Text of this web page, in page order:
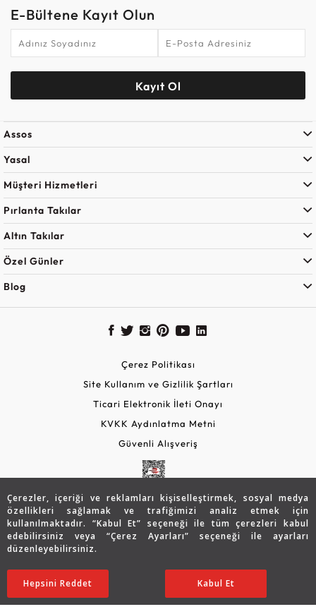
Çerezler, içeriği ve reklamları kişiselleştirmek, sosyal medya
özellikleri sağlamak ve trafiğimizi analiz etmek için
kullanılmaktadır. “Kabul Et” seçeneği ile tüm çerezleri kabul
edebilirsiniz veya “Çerez Ayarları” seçeneği ile ayarları
düzenleyebilirsiniz.
Ayarları Düzenle
Hepsini Reddet Kabul Et
25.945 TL
18.142TL SATIN ALIN
E-Bültene Kayıt Olun
Kayıt Ol
Assos
Yasal
Müşteri Hizmetleri
Pırlanta Takılar
Altın Takılar
Özel Günler
Blog
Çerez Politikası
Site Kullanım ve Gizlilik Şartları
Ticari Elektronik İleti Onayı
KVKK Aydınlatma Metni
Güvenli Alışveriş
Copyright © 2026 Assos Pırlanta - Bu sitenin tüm hakları